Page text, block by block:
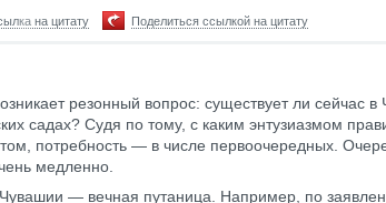
на цитату Поделиться ссылкой на цитату
резонный вопрос: существует ли сейчас в
садах? Судя по тому, с каким энтузиазмом
потребность — в числе первоочередных.
медленно.
— вечная путаница. Например, по